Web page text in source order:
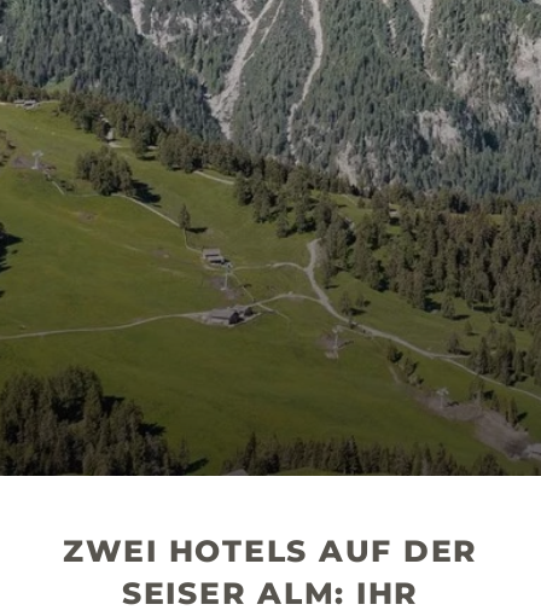
ZWEI HOTELS AUF DER
SEISER ALM: IHR